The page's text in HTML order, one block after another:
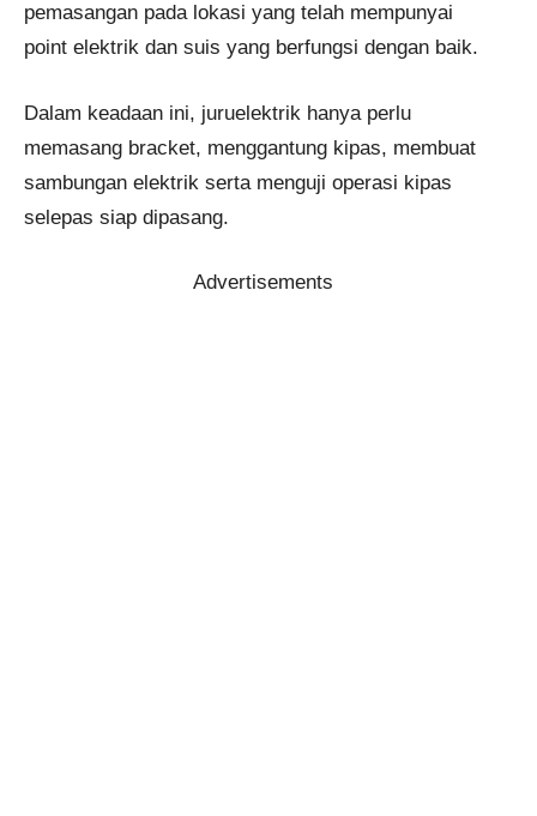
pemasangan pada lokasi yang telah mempunyai
point elektrik dan suis yang berfungsi dengan baik.
Dalam keadaan ini, juruelektrik hanya perlu
memasang bracket, menggantung kipas, membuat
sambungan elektrik serta menguji operasi kipas
selepas siap dipasang.
Advertisements